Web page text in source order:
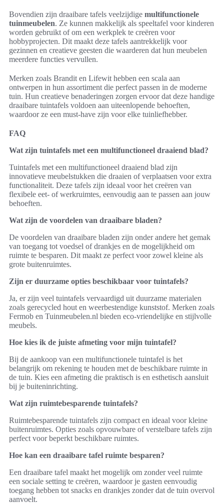
Bovendien zijn draaibare tafels veelzijdige multifunctionele
tuinmeubelen. Ze kunnen makkelijk als speeltafel voor kinderen
worden gebruikt of om een werkplek te creëren voor
hobbyprojecten. Dit maakt deze tafels aantrekkelijk voor
gezinnen en creatieve geesten die waarderen dat hun meubelen
meerdere functies vervullen.
Merken zoals Brandit en Lifewit hebben een scala aan
ontwerpen in hun assortiment die perfect passen in de moderne
tuin. Hun creatieve benaderingen zorgen ervoor dat deze handige
draaibare tuintafels voldoen aan uiteenlopende behoeften,
waardoor ze een must-have zijn voor elke tuinliefhebber.
FAQ
Wat zijn tuintafels met een multifunctioneel draaiend blad?
Tuintafels met een multifunctioneel draaiend blad zijn
innovatieve meubelstukken die draaien of verplaatsen voor extra
functionaliteit. Deze tafels zijn ideaal voor het creëren van
flexibele eet- of werkruimtes, eenvoudig aan te passen aan jouw
behoeften.
Wat zijn de voordelen van draaibare bladen?
De voordelen van draaibare bladen zijn onder andere het gemak
van toegang tot voedsel of drankjes en de mogelijkheid om
ruimte te besparen. Dit maakt ze perfect voor zowel kleine als
grote buitenruimtes.
Zijn er duurzame opties beschikbaar voor tuintafels?
Ja, er zijn veel tuintafels vervaardigd uit duurzame materialen
zoals gerecycled hout en weerbestendige kunststof. Merken zoals
Fermob en Tuinmeubelen.nl bieden eco-vriendelijke en stijlvolle
meubels.
Hoe kies ik de juiste afmeting voor mijn tuintafel?
Bij de aankoop van een multifunctionele tuintafel is het
belangrijk om rekening te houden met de beschikbare ruimte in
de tuin. Kies een afmeting die praktisch is en esthetisch aansluit
bij je buiteninrichting.
Wat zijn ruimtebesparende tuintafels?
Ruimtebesparende tuintafels zijn compact en ideaal voor kleine
buitenruimtes. Opties zoals opvouwbare of verstelbare tafels zijn
perfect voor beperkt beschikbare ruimtes.
Hoe kan een draaibare tafel ruimte besparen?
Een draaibare tafel maakt het mogelijk om zonder veel ruimte
een sociale setting te creëren, waardoor je gasten eenvoudig
toegang hebben tot snacks en drankjes zonder dat de tuin overvol
aanvoelt.